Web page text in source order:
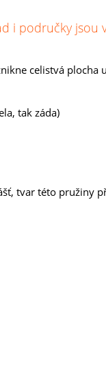
i područky jsou
celistvá plocha
tak záda)
tvar této pružiny